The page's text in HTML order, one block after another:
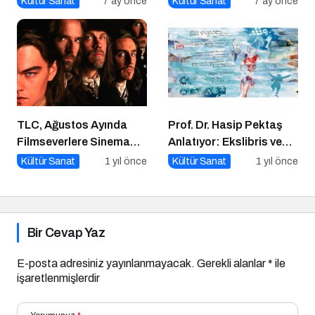
TLC, Ağustos Ayında
Filmseverlere Sinema
Dolu Akşamlar Sunuyor
Kültür Sanat 1 yıl önce
Prof. Dr. Hasip Pektaş
Anlatıyor: Ekslibris ve
Yeni Kültürel Formlar
Kültür Sanat 1 yıl önce
Bir Cevap Yaz
E-posta adresiniz yayınlanmayacak. Gerekli alanlar* ile
işaretlenmişlerdir